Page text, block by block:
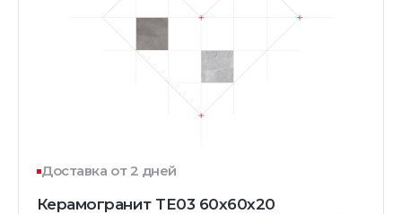
Доставка от 2 дней
Керамогранит TE03 60x60x20